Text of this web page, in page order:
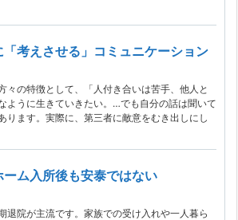
「考えさせる」コミュニケーション
々の特徴として、「人付き合いは苦手、他人と
ように生きていきたい。…でも自分の話は聞いて
ります。実際に、第三者に敵意をむき出しにし
ム入所後も安泰ではない
退院が主流です。家族での受け入れや一人暮ら